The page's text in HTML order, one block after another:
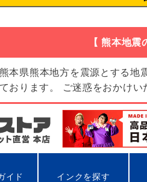
【 熊本地震
本県熊本地方を震源とする地
ております。 ご迷惑をおかけい
イド インクを探す